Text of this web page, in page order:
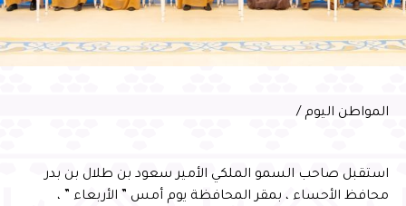
مكانة الأحساء وجهةً اقتصاديةً وسياحيةً ولوجستيةً واعدةً
وعبّر المهندس الحسني عن شكره لسمو محافظ الأحساء على
دعمه واهتمامه المستمر بتطوير منظومة النقل الجوي
التشغيل، بما يسهم في الارتقاء بتجربة المسافرين، وتقديم
المواطن اليوم /
استقبل صاحب السمو الملكي الأمير سعود بن طلال بن بدر
محافظ الأحساء ، بمقر المحافظة يوم أمس ” الأربعاء ” ،